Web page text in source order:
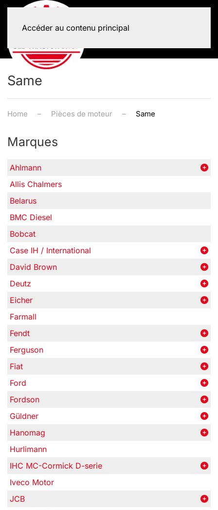
Accéder au contenu principal
Same
Home Pièces de moteur Same
Marques
Ahlmann
Allis Chalmers
Belarus
BMC Diesel
Bobcat
Case IH / International
David Brown
Deutz
Eicher
Farmall
Fendt
Ferguson
Fiat
Ford
Fordson
Güldner
Hanomag
Hurlimann
IHC MC-Cormick D-serie
Iveco Motor
JCB